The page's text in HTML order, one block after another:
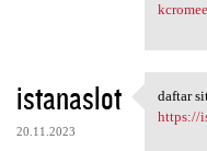
istanaslot
20.11.2023
daftar
daftar
https://